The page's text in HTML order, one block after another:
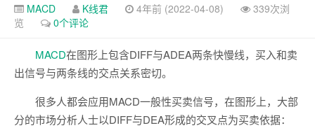
MACD K线君 4年前 (2022-04-08)
339次浏
览
0个评论
MACD在图形上包含DIFF与ADEA两条快慢线，买入和卖
出信号与两条线的交点关系密切。
很多人都会应用MACD一般性买卖信号，在图形上，大部
分的市场分析人士以DIFF与DEA形成的交叉点为买卖依据：